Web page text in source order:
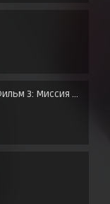
Моя геройская академия. Фильм 3: Миссия мировых героев